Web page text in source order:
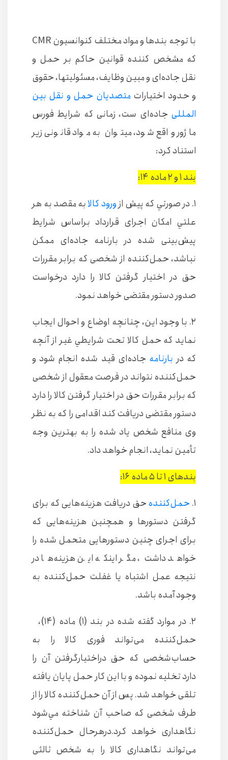
با توجه بندها و مواد مختلف کنوانسیون CMR
که مشخص کننده قوانین حاکم بر حمل و
نقل جاده‌ای و مبین وظایف، مسئولیتها، حقوق
و حدود‌ اختیارات متصدیان حمل و نقل بین
المللی جاده‌ای ست، زمانی که شرایط فورس
ماژور واقع شود، میتوان به مواد قانونی زیر
استناد کرد:
بند ۱ و ۲ ماده ۱۴:
۱. در صورتي كه پيش از
ورود كالابه مقصد به هر
علتي امكان اجرای قرار‌داد بر‌اساس شرايط
پيش‌‌بينی شده در بارنامه جاده‌‌ای ممكن
نباشد، ‌حمل‌‌كننده از شخصی كه برابر مقررات
حق در اختيار گرفتن كالا را دارد درخواست
صدور دستور مقتضی خواهد نمود.
۲. با وجود اين، چنانچه اوضاع و احوال ايجاب
نمايد كه حمل كالا تحت شرايطي غير از آنچه
كه در بارنامه‌ جاده‌ای قيد شده انجام شود و
حمل‌كننده ‌نتواند در فرصت معقول از شخصی
كه برابر مقررات حق در اختيار گرفتن كالا را دارد
دستور مقتضی دريافت كند اقدامی را كه به نظر
وی ‌منافع شخص ياد شده را به بهترين وجه
تأمين نمايد، انجام خواهد داد.
بندهای ۱ تا ۵ ماده ۱۶:
۱. حمل‌كنندهحق دريافت هزينه‌هايی كه برای
گرفتن دستورها و همچنين هزينه‌هايی كه
برای اجرای چنين دستورهايی متحمل شده را
خواهد داشت، ‌مگر اينكه اين هزينه‌ها در
نتيجه عمل اشتباه يا غفلت حمل‌كننده به
وجود آمده باشد.
۲. در موارد گفته شده در بند (۱) ماده (۱۴)،
حمل‌كننده می‌تواند فوری كالا را به
حساب‌شخصی كه حق دراختيار‌گرفتن آن را
دارد تخليه ‌نموده و با اين كار حمل پايان يافته
تلقی خواهد شد. پس از آن حمل‌كننده كالا را از
طرف شخصی كه صاحب آن شناخته مي‌شود
نگاهداری خواهد كرد.‌درهرحال حمل‌كننده
می‌تواند نگاهداری كالا را به شخص ثالثی